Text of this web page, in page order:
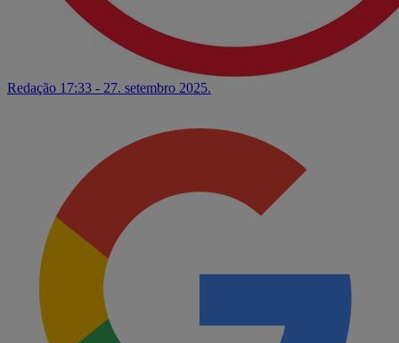
Redação 17:33 - 27. setembro 2025.